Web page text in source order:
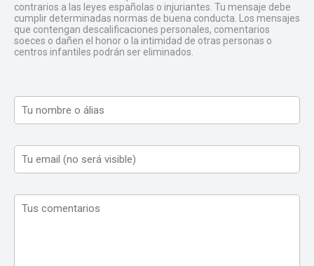
contrarios a las leyes españolas o injuriantes. Tu mensaje debe
cumplir determinadas normas de buena conducta. Los mensajes
que contengan descalificaciones personales, comentarios
soeces o dañen el honor o la intimidad de otras personas o
centros infantiles podrán ser eliminados.